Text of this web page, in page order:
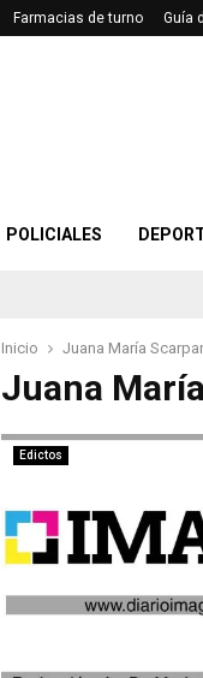
Farmacias de turno Guía
POLICIALES
Inicio Juana María
Juana
Edictos